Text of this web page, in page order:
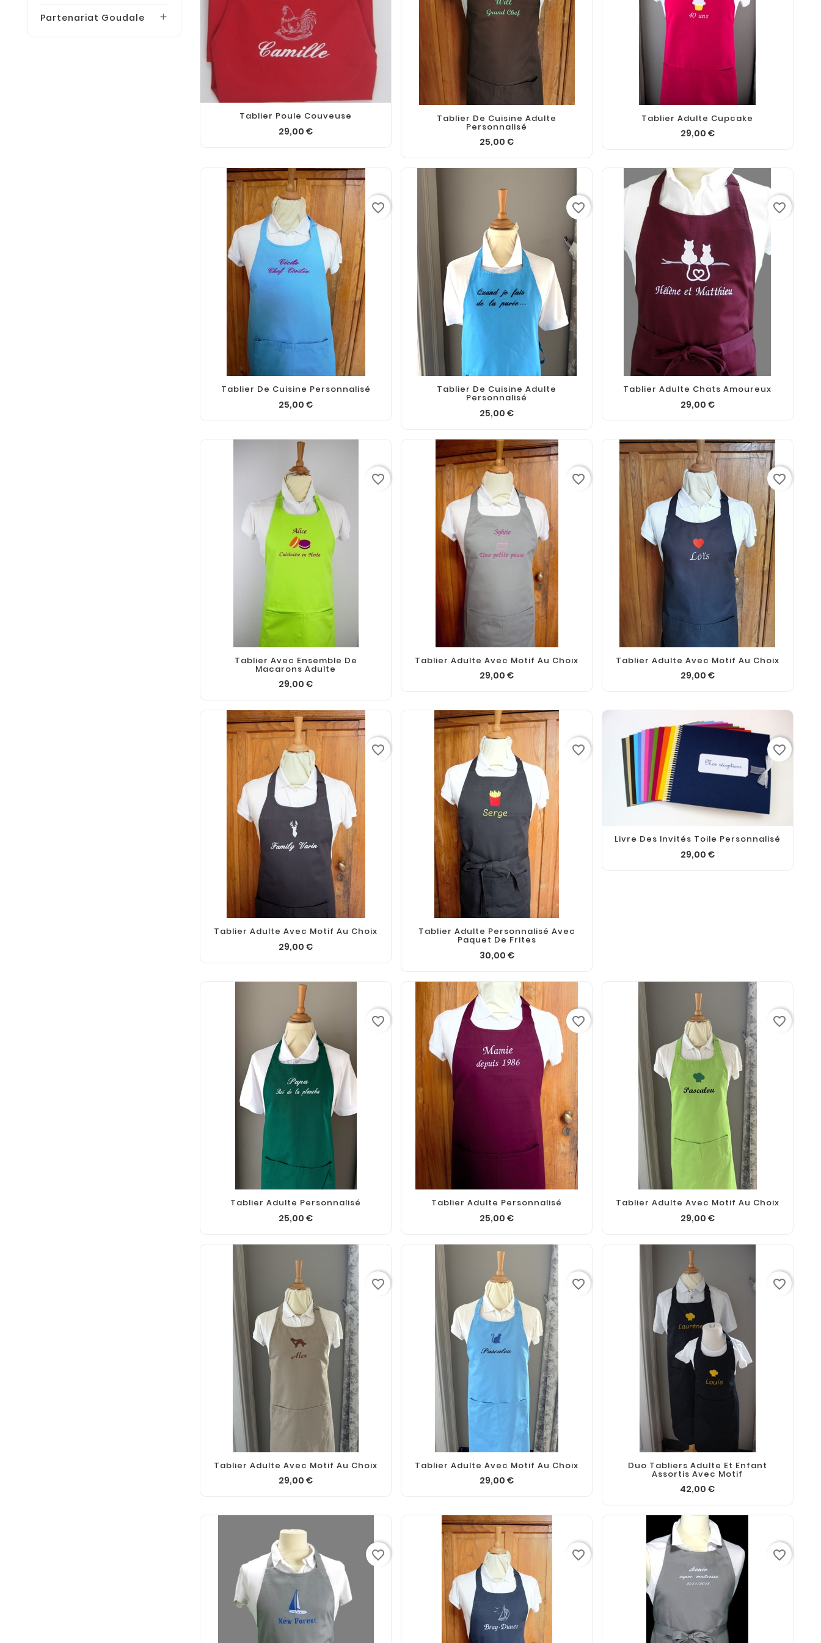
Partenariat Goudale 
Tablier Poule Couveuse
29,00 €
Tablier De Cuisine Adulte
Personnalisé
25,00 €
Tablier Adulte Cupcake
29,00 €
Tablier De Cuisine Personnalisé
25,00 €
favorite_border
Tablier De Cuisine Adulte
Personnalisé
25,00 €
favorite_border
Tablier Adulte Chats Amoureux
29,00 €
favorite_border
Tablier Avec Ensemble De
Macarons Adulte
29,00 €
favorite_border
Tablier Adulte Avec Motif Au Choix
29,00 €
favorite_border
Tablier Adulte Avec Motif Au Choix
29,00 €
favorite_border
Tablier Adulte Avec Motif Au Choix
29,00 €
favorite_border
Tablier Adulte Personnalisé Avec
Paquet De Frites
30,00 €
favorite_border
Livre Des Invités Toile Personnalisé
29,00 €
favorite_border
Tablier Adulte Personnalisé
25,00 €
favorite_border
Tablier Adulte Personnalisé
25,00 €
favorite_border
Tablier Adulte Avec Motif Au Choix
29,00 €
favorite_border
Tablier Adulte Avec Motif Au Choix
29,00 €
favorite_border
Tablier Adulte Avec Motif Au Choix
29,00 €
favorite_border
Duo Tabliers Adulte Et Enfant
Assortis Avec Motif
42,00 €
favorite_border
favorite_border favorite_border favorite_border